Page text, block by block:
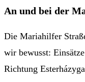
An und bei der
Die Mariahilfer
wir bewusst: Einsätze
Richtung